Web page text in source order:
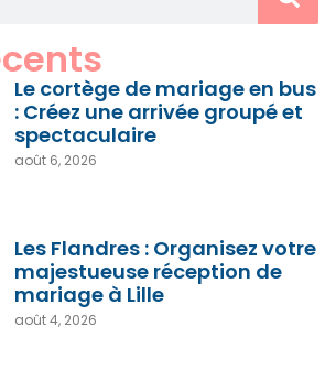
Le cortège de mariage en bus
: Créez une arrivée groupé et
spectaculaire
août 6, 2026
Les Flandres : Organisez votre
majestueuse réception de
mariage à Lille
août 4, 2026